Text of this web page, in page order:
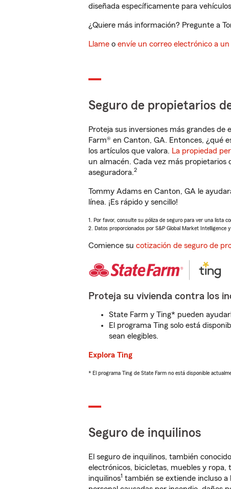
diseñada específicamente para
¿Quiere más información? Pregunte a
Llame o envíe un correo electrónico a
Seguro de propietarios
Proteja sus inversiones más grandes de
Farm® en Canton, GA. Entonces, ¿qué
los artículos que valora. La propiedad
un almacén. Cada vez más propietarios
aseguradora.2
Tommy Adams en Canton, GA le
línea. ¡Es rápido y sencillo!
1. Por favor, consulte su póliza de seguro para ver una lista
2. Datos proporcionados por S&P Global Market Intelligence
Comience su cotización de seguro de
Proteja su vivienda contra los
State Farm y Ting* pueden
El programa Ting solo está
sean elegibles.
Explora Ting
* El programa Ting de State Farm no está disponible
Seguro de inquilinos
El seguro de inquilinos, también
electrónicos, bicicletas, muebles y
inquilinos1 también se extiende incluso